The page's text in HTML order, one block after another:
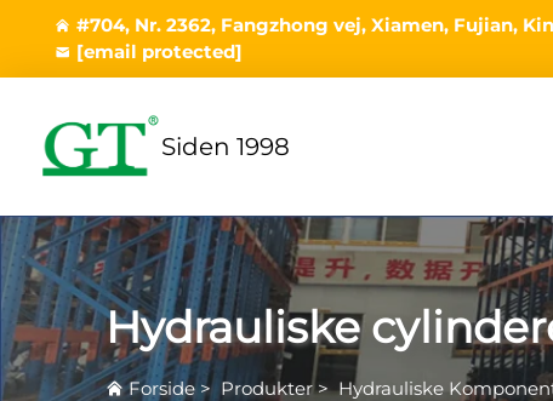
#704, Nr. 2362, Fangzhong vej, Xiamen, Fujian,
[email protected]
Siden 1998
Hydrauliske
Forside > Produkter>Hydrauliske